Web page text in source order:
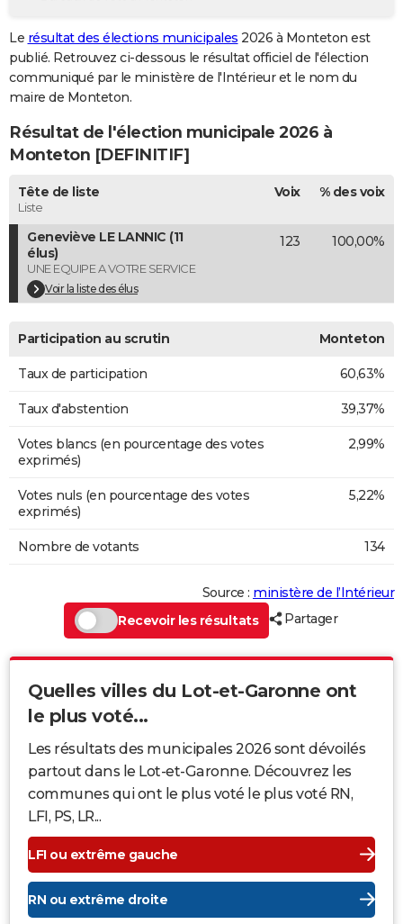
GUIDES D'ACHAT
BONS PLANS
CARTE DE VOEUX
Carte de Noël
Carte Bonne année
Carte Saint-Valentin
Carte Pâques
Carte d'anniversaire
Dictionnaire
Biographies
Citations
Expressions
Proverbes
PROGRAMME TV
COPAINS D'AVANT
S'inscrire
Se connecter
Lycées
Collèges
Primaires
Universités
Entreprises
Service militaire
Avis de recherche
AVIS DE DÉCÈS
Bricolage
Lifestyle
Culture
Sport
Auto
Television
Voyage
Cinema
Le résultat des élections municipales 2026 à Monteton est
publié. Retrouvez ci-dessous le résultat officiel de l'élection
communiqué par le ministère de l'Intérieur et le nom du
maire de Monteton.
Résultat de l'élection municipale 2026 à
Monteton [DEFINITIF]
Tête de liste
Liste
Voix % des voix
Geneviève LE LANNIC (11
élus)
UNE EQUIPE A VOTRE SERVICE
Voir la liste des élus
123 100,00%
Participation au scrutin Monteton
Taux de participation 60,63%
Taux d'abstention 39,37%
Votes blancs (en pourcentage des votes
exprimés)
2,99%
Votes nuls (en pourcentage des votes
exprimés)
5,22%
Nombre de votants 134
Source : ministère de l’Intérieur
Recevoir les résultats
Partager
Quelles villes du Lot-et-Garonne ont
le plus voté...
Les résultats des municipales 2026 sont dévoilés
partout dans le Lot-et-Garonne. Découvrez les
communes qui ont le plus voté le plus voté RN,
LFI, PS, LR...
LFI ou extrême gauche
RN ou extrême droite